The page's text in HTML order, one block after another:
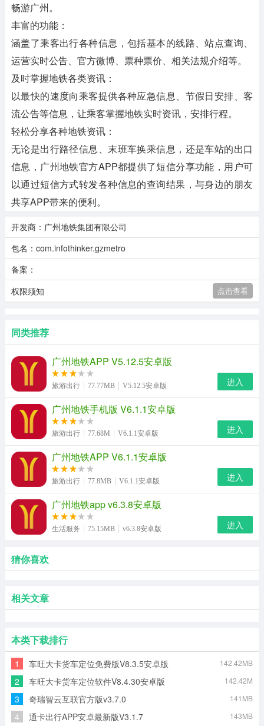
畅游广州。
丰富的功能：
涵盖了乘客出行各种信息，包括基本的线路、站点查询、
运营实时公告、官方微博、票种票价、相关法规介绍等。
及时掌握地铁各类资讯：
以最快的速度向乘客提供各种应急信息、节假日安排、客
流公告等信息，让乘客掌握地铁实时资讯，安排行程。
轻松分享各种地铁资讯：
无论是出行路径信息、末班车换乘信息，还是车站的出口
信息，广州地铁官方APP都提供了短信分享功能，用户可
以通过短信方式转发各种信息的查询结果，与身边的朋友
共享APP带来的便利。
开发商：广州地铁集团有限公司
包名：com.infothinker.gzmetro
备案：
权限须知
点击查看
同类推荐
广州地铁APP V5.12.5安卓版
旅游出行 77.77MB V5.12.5安卓版 进入
广州地铁手机版 V6.1.1安卓版
旅游出行 77.68M V6.1.1安卓版 进入
广州地铁APP V6.1.1安卓版
旅游出行 77.8MB V6.1.1安卓版 进入
广州地铁app v6.3.8安卓版
生活服务 75.15MB v6.3.8安卓版 进入
猜你喜欢
相关文章
本类下载排行
1 车旺大卡货车定位免费版V8.3.5安卓版 142.42MB
2 车旺大卡货车定位软件V8.4.30安卓版 142.42M
3 奇瑞智云互联官方版v3.7.0 141MB
4 通卡出行APP安卓最新版V3.1.7 143MB